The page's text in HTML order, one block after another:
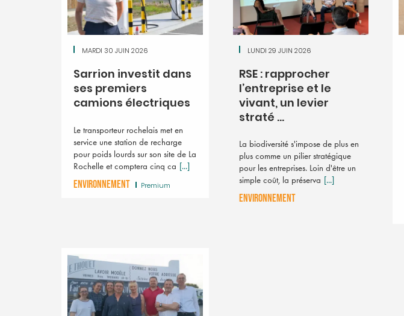
MARDI 30 JUIN 2026
Sarrion investit dans
ses premiers
camions électriques
Le transporteur rochelais met en
service une station de recharge
pour poids lourds sur son site de La
Rochelle et comptera cinq ca [...]
ENVIRONNEMENT Premium
LUNDI 29 JUIN 2026
RSE : rapprocher
l’entreprise et le
vivant, un levier
straté ...
La biodiversité s'impose de plus en
plus comme un pilier stratégique
pour les entreprises. Loin d'être un
simple coût, la préserva [...]
ENVIRONNEMENT